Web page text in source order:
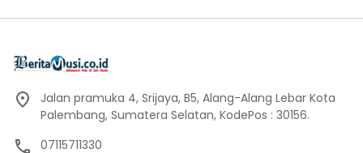
Jalan pramuka 4, Srijaya, B5, Alang-Alang Lebar Kota
Palembang, Sumatera Selatan, KodePos : 30156.
07115711330